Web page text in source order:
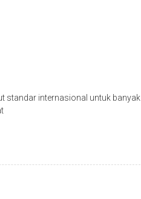
standar internasional untuk banyak